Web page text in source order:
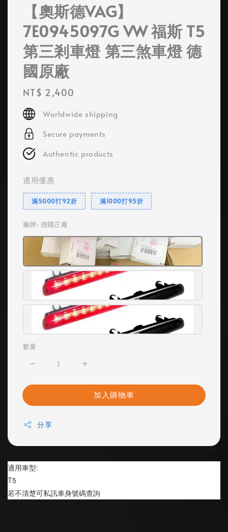
【奧斯德VAG】
7E0945097G VW 福斯 T5
第三剎車燈 第三煞車燈 德
國原廠
Regular
price
NT$ 2,400
Worldwide shipping
Secure payments
Authentic products
適用優惠
滿5000打92折 滿1000打95折
廠牌: 德國正廠
數量
加入購物車
分享
適用車型:
T5
若不清楚可私訊車身號碼查詢